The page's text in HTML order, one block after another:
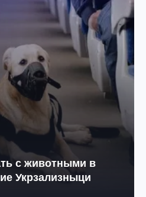
с животными в
Укрзализныци